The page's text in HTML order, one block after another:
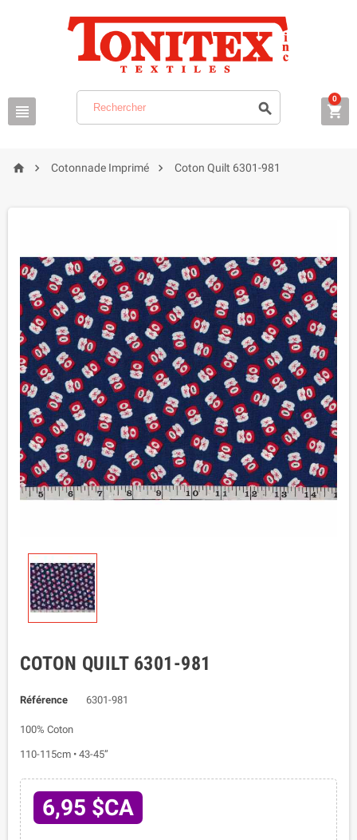
  
0
  Cotonnade Imprimé  Coton Quilt 6301-981
COTON QUILT 6301-981
Référence 6301-981
100% Coton
110-115cm • 43-45”
6,95 $CA